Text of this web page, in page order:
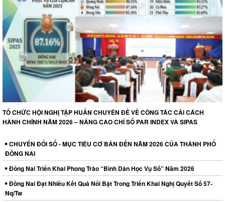
TỔ CHỨC HỘI NGHỊ TẬP HUẤN CHUYÊN ĐỀ VỀ CÔNG TÁC CẢI CÁCH
HÀNH CHÍNH NĂM 2026 – NÂNG CAO CHỈ SỐ PAR INDEX VÀ SIPAS
CHUYỂN ĐỔI SỐ - MỤC TIÊU CƠ BẢN ĐẾN NĂM 2026 CỦA THÀNH PHỐ
ĐỒNG NAI
Đồng Nai Triển Khai Phong Trào “Bình Dân Học Vụ Số” Năm 2026
Đồng Nai Đạt Nhiều Kết Quả Nổi Bật Trong Triển Khai Nghị Quyết Số 57-
Nq/Tw